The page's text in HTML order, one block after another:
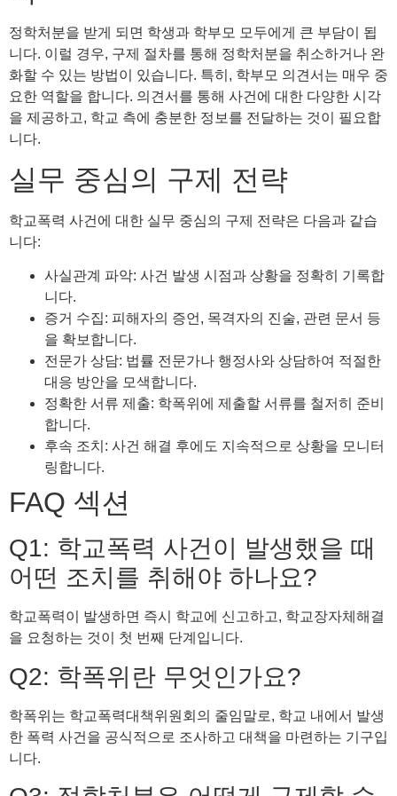
정학처분을 받게 되면 학생과 학부모 모두에게 큰 부담이 됩
니다. 이럴 경우, 구제 절차를 통해 정학처분을 취소하거나 완
화할 수 있는 방법이 있습니다. 특히, 학부모 의견서는 매우 중
요한 역할을 합니다. 의견서를 통해 사건에 대한 다양한 시각
을 제공하고, 학교 측에 충분한 정보를 전달하는 것이 필요합
니다.
실무 중심의 구제 전략
학교폭력 사건에 대한 실무 중심의 구제 전략은 다음과 같습
니다:
사실관계 파악: 사건 발생 시점과 상황을 정확히 기록합
니다.
증거 수집: 피해자의 증언, 목격자의 진술, 관련 문서 등
을 확보합니다.
전문가 상담: 법률 전문가나 행정사와 상담하여 적절한
대응 방안을 모색합니다.
정확한 서류 제출: 학폭위에 제출할 서류를 철저히 준비
합니다.
후속 조치: 사건 해결 후에도 지속적으로 상황을 모니터
링합니다.
FAQ 섹션
Q1: 학교폭력 사건이 발생했을 때
어떤 조치를 취해야 하나요?
학교폭력이 발생하면 즉시 학교에 신고하고, 학교장자체해결
을 요청하는 것이 첫 번째 단계입니다.
Q2: 학폭위란 무엇인가요?
학폭위는 학교폭력대책위원회의 줄임말로, 학교 내에서 발생
한 폭력 사건을 공식적으로 조사하고 대책을 마련하는 기구입
니다.